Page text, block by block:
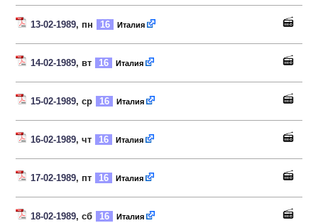
13-02-1989, пн 16 Италия
14-02-1989, вт 16 Италия
15-02-1989, ср 16 Италия
16-02-1989, чт 16 Италия
17-02-1989, пт 16 Италия
18-02-1989, сб 16 Италия